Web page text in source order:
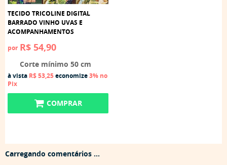
TECIDO TRICOLINE DIGITAL
BARRADO VINHO UVAS E
ACOMPANHAMENTOS
por R$ 54,90
Corte mínimo 50 cm
à vista R$ 53,25economize3% no
Pix
COMPRAR
Carregando comentários ...